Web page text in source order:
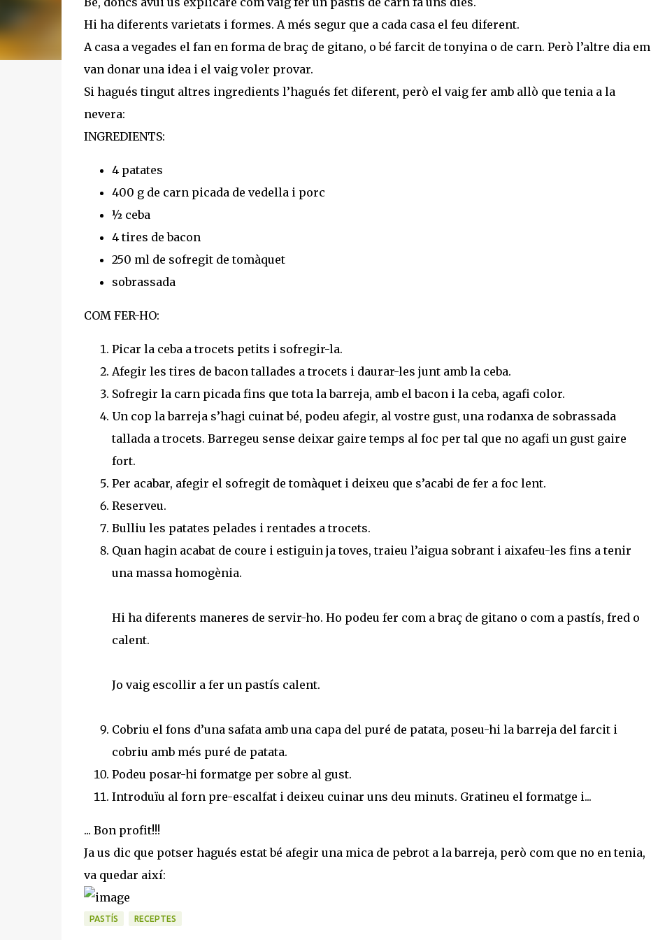
Hi ha diferents varietats i formes. A més segur que a cada casa el feu diferent.
A casa a vegades el fan en forma de braç de gitano, o bé farcit de tonyina o de carn. Però l’altre dia em
van donar una idea i el vaig voler provar.
Si hagués tingut altres ingredients l’hagués fet diferent, però el vaig fer amb allò que tenia a la
nevera:
INGREDIENTS:
4 patates
400 g de carn picada de vedella i porc
½ ceba
4 tires de bacon
250 ml de sofregit de tomàquet
sobrassada
COM FER-HO:
Picar la ceba a trocets petits i sofregir-la.
Afegir les tires de bacon tallades a trocets i daurar-les junt amb la ceba.
Sofregir la carn picada fins que tota la barreja, amb el bacon i la ceba, agafi color.
Un cop la barreja s’hagi cuinat bé, podeu afegir, al vostre gust, una rodanxa de sobrassada
tallada a trocets. Barregeu sense deixar gaire temps al foc per tal que no agafi un gust gaire
fort.
Per acabar, afegir el sofregit de tomàquet i deixeu que s’acabi de fer a foc lent.
Reserveu.
Bulliu les patates pelades i rentades a trocets.
Quan hagin acabat de coure i estiguin ja toves, traieu l’aigua sobrant i aixafeu-les fins a tenir
una massa homogènia.
Hi ha diferents maneres de servir-ho. Ho podeu fer com a braç de gitano o com a pastís, fred o
calent.
Jo vaig escollir a fer un pastís calent.
Cobriu el fons d’una safata amb una capa del puré de patata, poseu-hi la barreja del farcit i
cobriu amb més puré de patata.
Podeu posar-hi formatge per sobre al gust.
Introduïu al forn pre-escalfat i deixeu cuinar uns deu minuts. Gratineu el formatge i...
... Bon profit!!!
Ja us dic que potser hagués estat bé afegir una mica de pebrot a la barreja, però com que no en tenia,
va quedar així:
PASTÍS RECEPTES